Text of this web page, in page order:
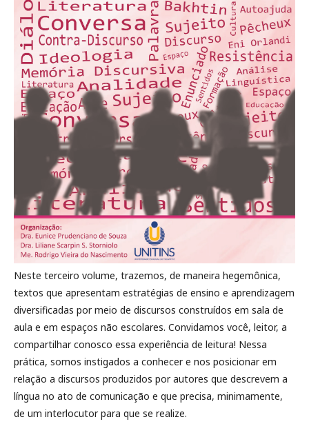
Neste terceiro volume, trazemos, de maneira hegemônica,
textos que apresentam estratégias de ensino e aprendizagem
diversificadas por meio de discursos construídos em sala de
aula e em espaços não escolares. Convidamos você, leitor, a
compartilhar conosco essa experiência de leitura! Nessa
prática, somos instigados a conhecer e nos posicionar em
relação a discursos produzidos por autores que descrevem a
língua no ato de comunicação e que precisa, minimamente,
de um interlocutor para que se realize.